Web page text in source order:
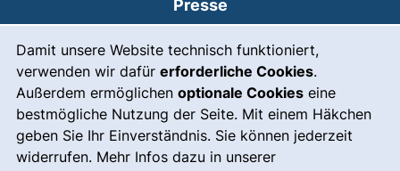
Damit unsere Website technisch funktioniert,
verwenden wir dafür erforderliche Cookies.
Außerdem ermöglichen optionale Cookies eine
bestmögliche Nutzung der Seite. Mit einem Häkchen
geben Sie Ihr Einverständnis. Sie können jederzeit
widerrufen. Mehr Infos dazu in unserer
Presse
Leichte Sprache
Gebärdensprache
Notfall(externer Link, öffnet